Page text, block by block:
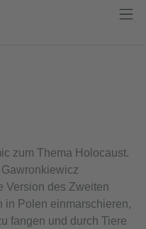
zum Thema Holocaust.
Version des Zweiten
in Polen einmarschieren,
fangen und durch Tiere